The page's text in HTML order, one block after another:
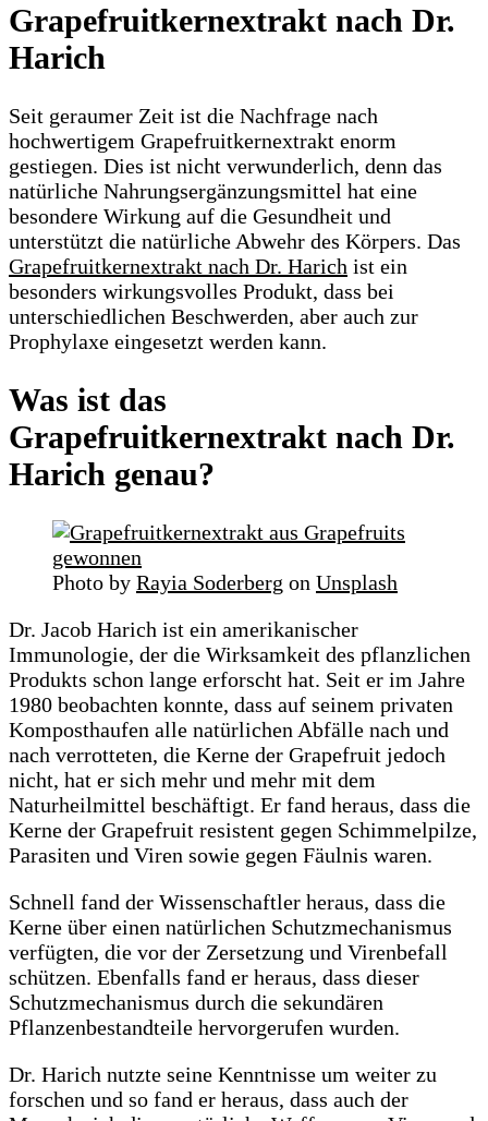
Grapefruitkernextrakt nach Dr.
Harich
Seit geraumer Zeit ist die Nachfrage nach
hochwertigem Grapefruitkernextrakt enorm
gestiegen. Dies ist nicht verwunderlich, denn das
natürliche Nahrungsergänzungsmittel hat eine
besondere Wirkung auf die Gesundheit und
unterstützt die natürliche Abwehr des Körpers. Das
Grapefruitkernextrakt nach Dr. Harich ist ein
besonders wirkungsvolles Produkt, dass bei
unterschiedlichen Beschwerden, aber auch zur
Prophylaxe eingesetzt werden kann.
Was ist das
Grapefruitkernextrakt nach Dr.
Harich genau?
Photo by Rayia Soderberg on Unsplash
Dr. Jacob Harich ist ein amerikanischer
Immunologie, der die Wirksamkeit des pflanzlichen
Produkts schon lange erforscht hat. Seit er im Jahre
1980 beobachten konnte, dass auf seinem privaten
Komposthaufen alle natürlichen Abfälle nach und
nach verrotteten, die Kerne der Grapefruit jedoch
nicht, hat er sich mehr und mehr mit dem
Naturheilmittel beschäftigt. Er fand heraus, dass die
Kerne der Grapefruit resistent gegen Schimmelpilze,
Parasiten und Viren sowie gegen Fäulnis waren.
Schnell fand der Wissenschaftler heraus, dass die
Kerne über einen natürlichen Schutzmechanismus
verfügten, die vor der Zersetzung und Virenbefall
schützen. Ebenfalls fand er heraus, dass dieser
Schutzmechanismus durch die sekundären
Pflanzenbestandteile hervorgerufen wurden.
Dr. Harich nutzte seine Kenntnisse um weiter zu
forschen und so fand er heraus, dass auch der